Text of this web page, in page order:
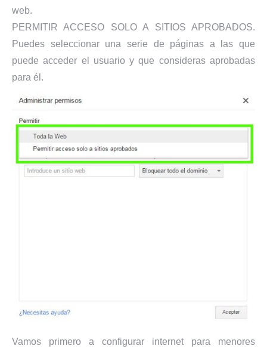
web.
PERMITIR ACCESO SOLO A SITIOS APROBADOS.
Puedes seleccionar una serie de páginas a las que
puede acceder el usuario y que consideras aprobadas
para él.
Vamos primero a configurar internet para menores